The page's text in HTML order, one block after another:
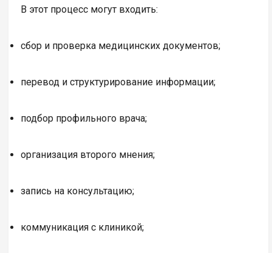
В этот процесс могут входить:
сбор и проверка медицинских документов;
перевод и структурирование информации;
подбор профильного врача;
организация второго мнения;
запись на консультацию;
коммуникация с клиникой;